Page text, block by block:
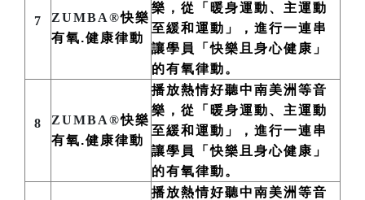
7 ZUMBA®快樂
有氧.健康律動
樂，從「暖身運動、主運動
至緩和運動」，進行一連串
讓學員「快樂且身心健康」
的有氧律動。
8 ZUMBA®快樂
有氧.健康律動
播放熱情好聽中南美洲 等音
樂，從「暖身運動、主運動
至緩和運動」，進行一連串
讓學員「快樂且身心健康」
的有氧律動。
播放熱情好聽中南美洲 等音